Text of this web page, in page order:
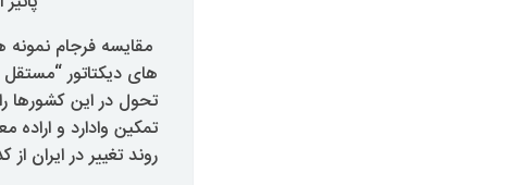
مقایسه فرجام
های دیکتاتور
تحول در این کشورها
تمکین وادارد و
روند تغییر در ایران